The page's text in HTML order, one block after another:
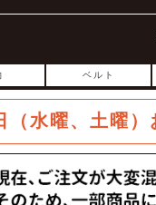
ベルト
（水曜、土曜